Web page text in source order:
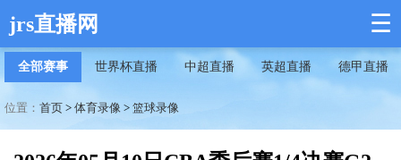
jrs直播网 ☰
全部赛事 世界杯直播 中超直播 英超直播 德甲直播
位置： 首页 > 体育录像 > 篮球录像